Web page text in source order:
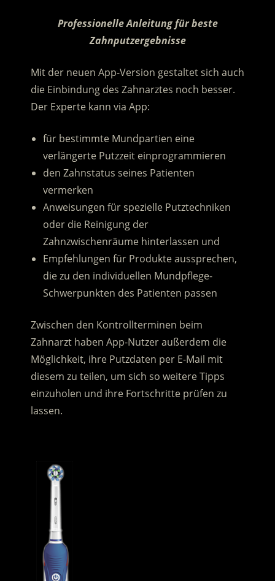
Professionelle Anleitung für beste
Zahnputzergebnisse
Mit der neuen App-Version gestaltet sich auch
die Einbindung des Zahnarztes noch besser.
Der Experte kann via App:
für bestimmte Mundpartien eine
verlängerte Putzzeit einprogrammieren
den Zahnstatus seines Patienten
vermerken
Anweisungen für spezielle Putztechniken
oder die Reinigung der
Zahnzwischenräume hinterlassen und
Empfehlungen für Produkte aussprechen,
die zu den individuellen Mundpflege-
Schwerpunkten des Patienten passen
Zwischen den Kontrollterminen beim
Zahnarzt haben App-Nutzer außerdem die
Möglichkeit, ihre Putzdaten per E-Mail mit
diesem zu teilen, um sich so weitere Tipps
einzuholen und ihre Fortschritte prüfen zu
lassen.